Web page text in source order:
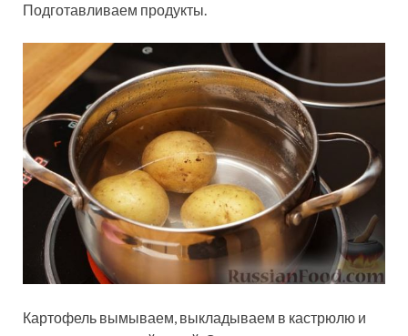
Подготавливаем продукты.
Картофель вымываем, выкладываем в кастрюлю и